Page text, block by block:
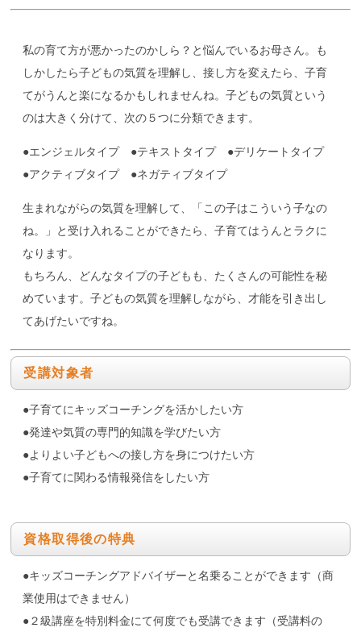
私の育て方が悪かったのかしら？と悩んでいるお母さん。も
しかしたら子どもの気質を理解し、接し方を変えたら、子育
てがうんと楽になるかもしれませんね。子どもの気質という
のは大きく分けて、次の５つに分類できます。
●エンジェルタイプ ●テキストタイプ ●デリケートタイプ
●アクティブタイプ ●ネガティブタイプ
生まれながらの気質を理解して、「この子はこういう子なの
ね。」と受け入れることができたら、子育てはうんとラクに
なります。
もちろん、どんなタイプの子どもも、たくさんの可能性を秘
めています。子どもの気質を理解しながら、才能を引き出し
てあげたいですね。
受講対象者
●子育てにキッズコーチングを活かしたい方
●発達や気質の専門的知識を学びたい方
●よりよい子どもへの接し方を身につけたい方
●子育てに関わる情報発信をしたい方
資格取得後の特典
●キッズコーチングアドバイザーと名乗ることができます（商
業使用はできません）
●２級講座を特別料金にて何度でも受講できます（受講料の